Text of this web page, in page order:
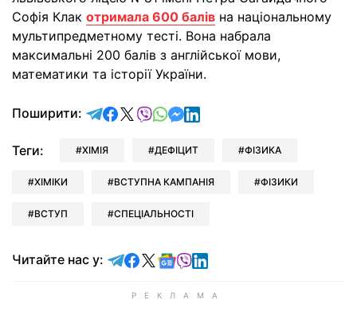
Софія Клак отримала 600 балів на національному
мультипредметному тесті. Вона набрала
максимальні 200 балів з англійської мови,
математики та історії України.
Поширити: відправити у Telegram
поділитись у Facebook
поділитись у X
відправити у Viber
відправити у Whatsapp
відправити у Messenger
відправити у LinkedIn
Теги: ХІМІЯ ДЕФІЦИТ ФІЗИКА
ХІМІКИ ВСТУПНА КАМПАНІЯ ФІЗИКИ
ВСТУП СПЕЦІАЛЬНОСТІ
Читайте нас у: Читайте у Telegram
Читайте у Facebook
Читайте у X
Читайте у Google news
Читайте у Viber
Читайте у LinkedIn